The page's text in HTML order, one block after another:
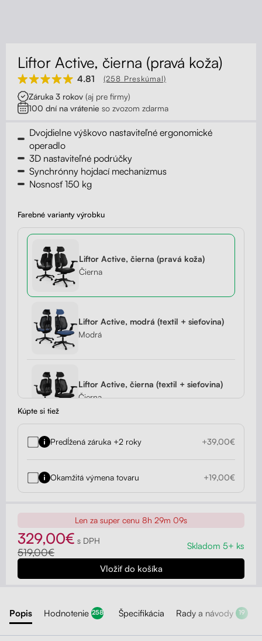
Stojany na monitor - Riser
Skrinky so zásuvkami a zásuvky
Akustické paravány
Opierky
Liftor Active, čierna (pravá koža)
4.81 (258 Preskúmal)
Záruka 3 rokov (aj pre firmy)
100 dní na vrátenie so zvozom zdarma
Dvojdielne výškovo nastaviteľné ergonomické
operadlo
3D nastaviteľné podrúčky
Synchrónny hojdací mechanizmus
Nosnosť 150 kg
Farebné varianty výrobku
Liftor Active, čierna (pravá koža)
Čierna
Liftor Active, modrá (textil + sieťovina)
Modrá
Liftor Active, čierna (textil + sieťovina)
Čierna
Liftor Active, červená (textil + sieťovina)
Červená
Oranžová
Liftor Active, ružová (sieťovina)
Liftor Active, svetlosivá (sieťovina)
Kúpte si tiež
Predĺžená záruka +2 roky +39,00€
Okamžitá výmena tovaru +19,00€
Len za super cenu 8h 29m 08s
329,00€ s DPH
519,00€
Skladom 5+ ks
Popis Hodnotenie 258 Špecifikácia Rady a návody 19